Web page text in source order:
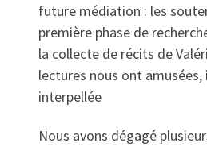
future médiation : les
première phase de
la collecte de récits de
lectures nous ont
interpellée
Nous avons dégagé